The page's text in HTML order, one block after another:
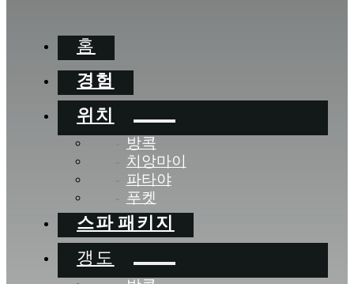
홈
경험
위치
방콕
치앙마이
파타야
푸켓
스파 패키지
갱도